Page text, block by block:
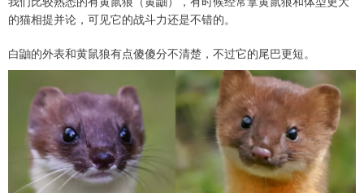
的猫相提并论，可见它的战斗力还是不错的。
白鼬的外表和黄鼠狼有点傻傻分不清楚，不过它的尾巴更短。